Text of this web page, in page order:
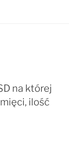
na której
ilość